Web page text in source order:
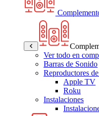
Ver todo en
Barras de Sonido
Reproductores
Apple TV
Roku
Instalaciones